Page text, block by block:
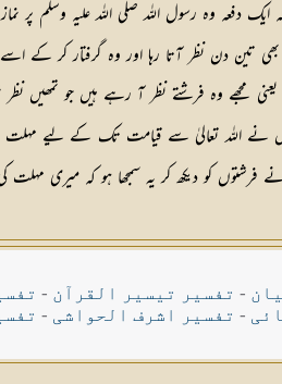
دفعہ وہ رسول اللہ صلی اللہ علیہ وسلم پر
بھی تین دن نظر آتا رہا اور وہ گرفتار کر
مجھے وہ فرشتے نظر آ رہے ہیں جو تمھیں
فرشتوں کو دیکھ کر یہ سمجھا ہو کہ میری
- تفسیر تیسیر القرآن -
- تفسیر اشرف الحواشی -